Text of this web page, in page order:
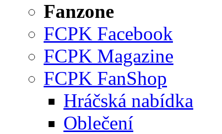
Fanzone
FCPK Facebook
FCPK Magazine
FCPK FanShop
Hráčská nabídka
Oblečení